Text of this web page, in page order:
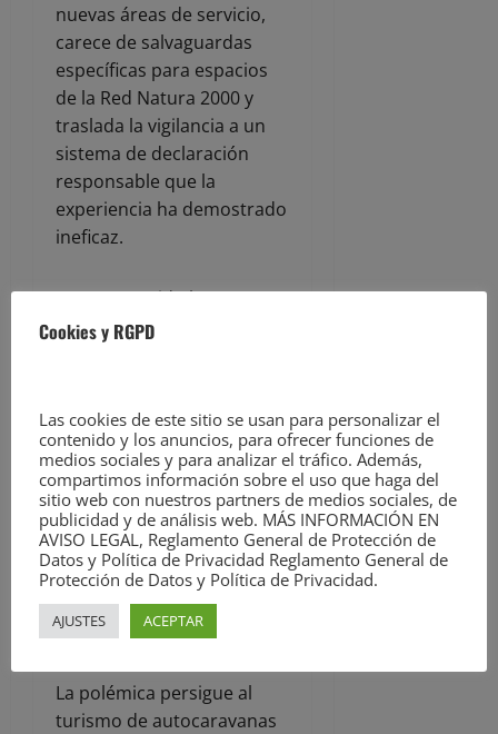
nuevas áreas de servicio,
carece de salvaguardas
específicas para espacios
de la Red Natura 2000 y
traslada la vigilancia a un
sistema de declaración
responsable que la
experiencia ha demostrado
ineficaz.
En este sentido la
Plataforma exige la
autocaravanas en el
entorno del Parque,
evaluaciones ambientales
independientes y la
elaboración de una
estrategia específica de
protección del litoral de
Oyambre frente a la
creciente presión turística.
La polémica persigue al
turismo de autocaravanas
Cookies y RGPD
Las cookies de este sitio se usan para personalizar el
contenido y los anuncios, para ofrecer funciones de
medios sociales y para analizar el tráfico. Además,
compartimos información sobre el uso que haga del
sitio web con nuestros partners de medios sociales, de
publicidad y de análisis web. MÁS INFORMACIÓN EN
AVISO LEGAL, Reglamento General de Protección de
Datos y Política de Privacidad Reglamento General de
Protección de Datos y Política de Privacidad.
AJUSTES ACEPTAR